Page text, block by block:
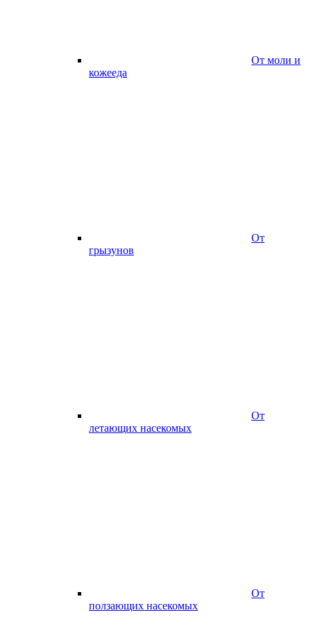
От моли и
кожееда
От
грызунов
От
летающих насекомых
От
ползающих насекомых